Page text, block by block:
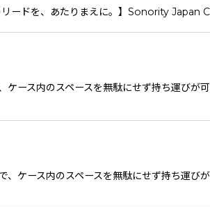
ードを、あたりまえに。】Sonority Japan
ース内のスペースを無駄にせず持ち運び
ケース内のスペースを無駄にせず持ち運